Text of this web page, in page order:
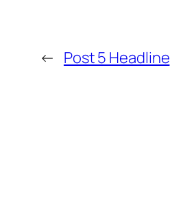
← Post 5 Headline